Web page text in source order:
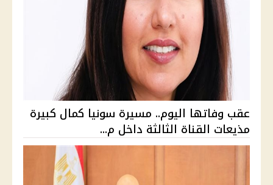
عقب وفاتها اليوم.. مسيرة سونيا كمال كبيرة
مذيعات القناة الثالثة داخل م...